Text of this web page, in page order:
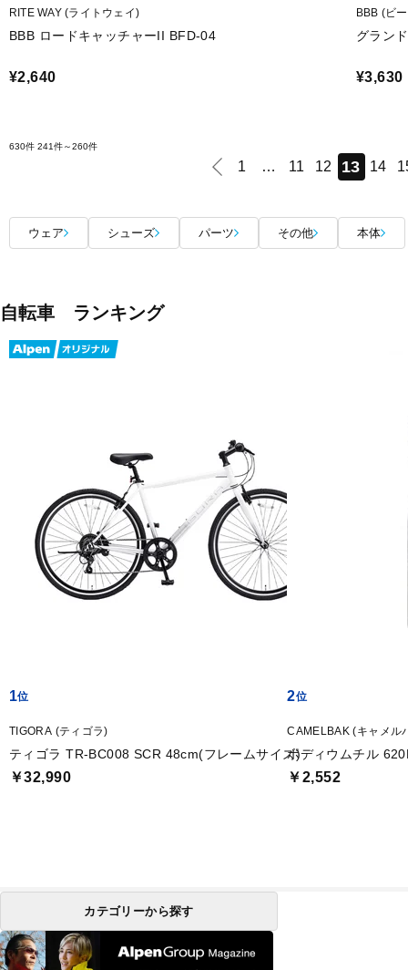
RITE WAY (ライトウェイ)
BBB ロードキャッチャーII BFD-04
¥2,640
BBB (ビ
グラン
¥3,630
630件 241件～260件
1 … 11 12 13 14
ウェア シューズ パーツ その他 本体
自転車 ランキング
1
TIGORA (ティゴラ)
ティゴラ TR-BC008 SCR 48cm(フレームサイズ)
￥32,990
2
CAMELBAK (キャメル
ポディウムチル
￥2,552
カテゴリーから探す